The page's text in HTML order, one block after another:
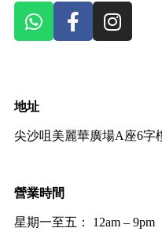
地址
尖沙咀美麗華廣場A座6字
營業時間
星期一至五： 12am – 9pm